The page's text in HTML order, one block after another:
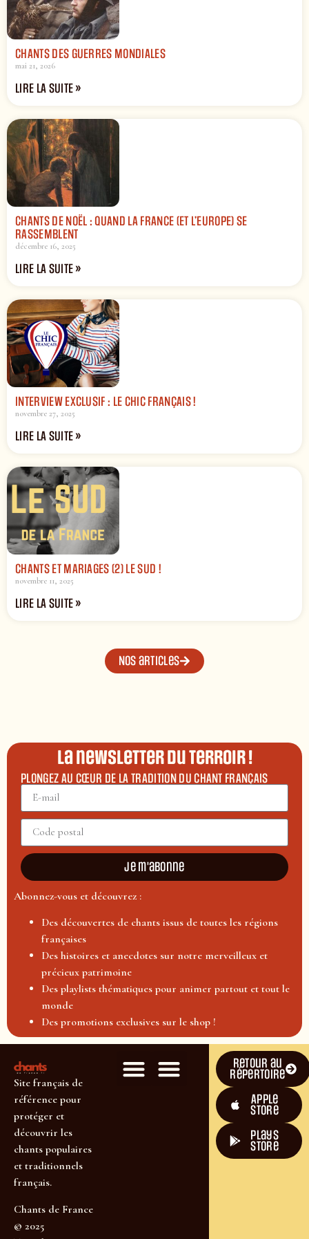
CHANTS DES GUERRES MONDIALES
mai 21, 2026
LIRE LA SUITE »
CHANTS DE NOËL : QUAND LA FRANCE (ET L’EUROPE) SE
RASSEMBLENT
décembre 16, 2025
LIRE LA SUITE »
INTERVIEW EXCLUSIF : LE CHIC FRANÇAIS !
novembre 27, 2025
LIRE LA SUITE »
CHANTS ET MARIAGES (2) LE SUD !
novembre 11, 2025
LIRE LA SUITE »
Nos articles
La newsletter du terroir !
PLONGEZ AU CŒUR DE LA TRADITION DU CHANT FRANÇAIS
Je m'abonne
Abonnez-vous et découvrez :
Des découvertes de chants issus de toutes les régions
françaises
Des histoires et anecdotes sur notre merveilleux et
précieux patrimoine
Des playlists thématiques pour animer partout et tout le
monde
Des promotions exclusives sur le shop !
Site français de
référence pour
protéger et
découvrir les
chants populaires
et traditionnels
français.
Chants de France
© 2025
Retour au
répertoire
Apple
Store
plays
store